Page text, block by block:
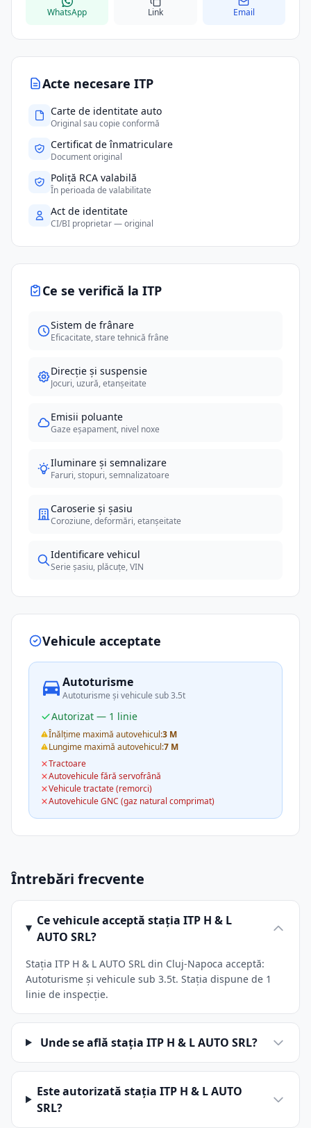
Acte necesare ITP
Carte de identitate auto
Original sau copie conformă
Certificat de înmatriculare
Document original
Poliță RCA valabilă
În perioada de valabilitate
Act de identitate
CI/BI proprietar — original
Ce se verifică la ITP
Sistem de frânare
Eficacitate, stare tehnică frâne
Direcție și suspensie
Jocuri, uzură, etanșeitate
Emisii poluante
Gaze eșapament, nivel noxe
Iluminare și semnalizare
Faruri, stopuri, semnalizatoare
Caroserie și șasiu
Coroziune, deformări, etanșeitate
Identificare vehicul
Serie șasiu, plăcuțe, VIN
Vehicule acceptate
Autoturisme
Autoturisme și vehicule sub 3.5t
Autorizat — 1 linie
Înălțime maximă autovehicul:3 M
Lungime maximă autovehicul:7 M
Tractoare
Autovehicule fără servofrână
Vehicule tractate (remorci)
Autovehicule GNC (gaz natural comprimat)
WhatsApp Link Email
Întrebări frecvente
Ce vehicule acceptă stația ITP H & L
AUTO SRL?
Stația ITP H & L AUTO SRL din Cluj-Napoca acceptă:
Autoturisme și vehicule sub 3.5t. Stația dispune de 1
linie de inspecție.
Unde se află stația ITP H & L AUTO SRL?
Este autorizată stația ITP H & L AUTO
SRL?